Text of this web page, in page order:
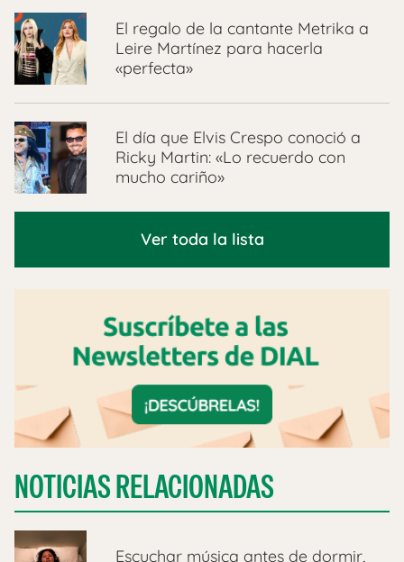
El regalo de la cantante Metrika a
Leire Martínez para hacerla
«perfecta»
El día que Elvis Crespo conoció a
Ricky Martin: «Lo recuerdo con
mucho cariño»
Ver toda la lista
NOTICIAS RELACIONADAS
Escuchar música antes de dormir,